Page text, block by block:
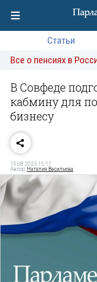
Статьи
Все о пенсиях в
В Совфеде
кабмину для
бизнесу
15.08.2023 15:17
Автор: Наталия Васильева